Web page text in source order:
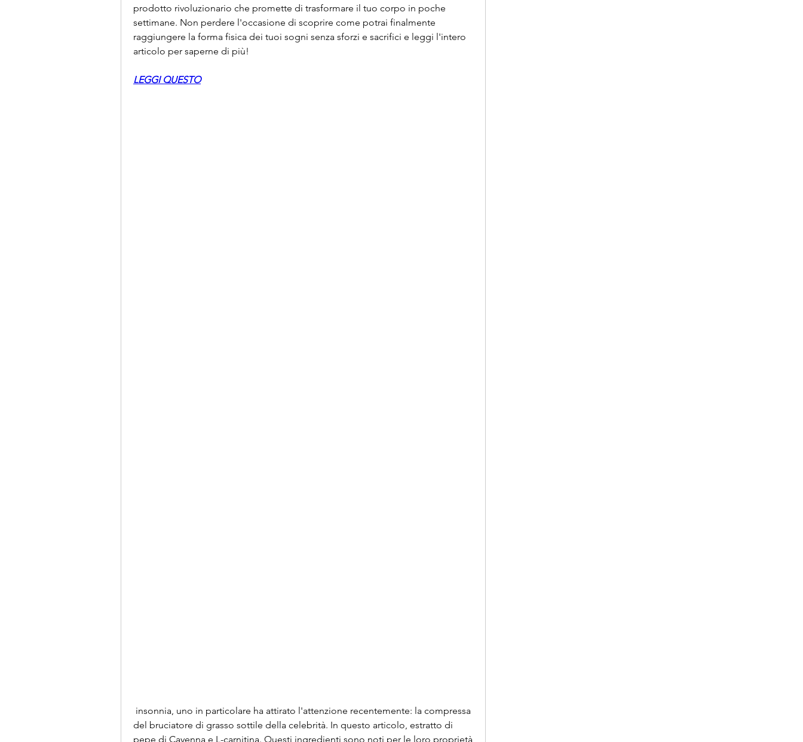
prodotto rivoluzionario che promette di trasformare il tuo corpo in poche
settimane. Non perdere l'occasione di scoprire come potrai finalmente
raggiungere la forma fisica dei tuoi sogni senza sforzi e sacrifici e leggi l'intero
articolo per saperne di più!
LEGGI QUESTO
del bruciatore di grasso sottile della celebrità. In questo articolo, estratto di
pepe di Cayenna e L-carnitina. Questi ingredienti sono noti per le loro proprietà